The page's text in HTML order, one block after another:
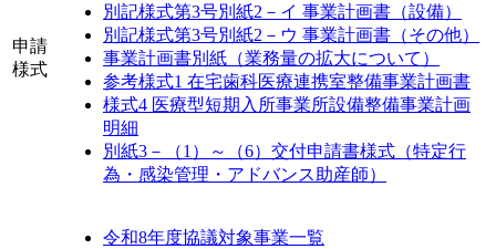
申請
様式
別記様式第3号別紙2－イ 事業計画書（設備）
別記様式第3号別紙2－ウ 事業計画書（その他）
事業計画書別紙（業務量の拡大について）
参考様式1 在宅歯科医療連携室整備事業計画書
様式4 医療型短期入所事業所設備整備事業計画
明細
別紙3－（1）～（6）交付申請書様式（特定行
為・感染管理・アドバンス助産師）
令和8年度協議対象事業一覧